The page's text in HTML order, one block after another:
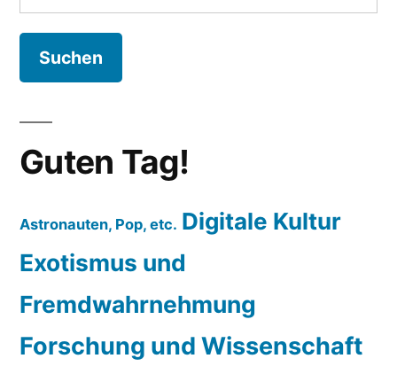
nach:
Guten Tag!
Astronauten, Pop, etc. Digitale Kultur
Exotismus und
Fremdwahrnehmung
Forschung und Wissenschaft